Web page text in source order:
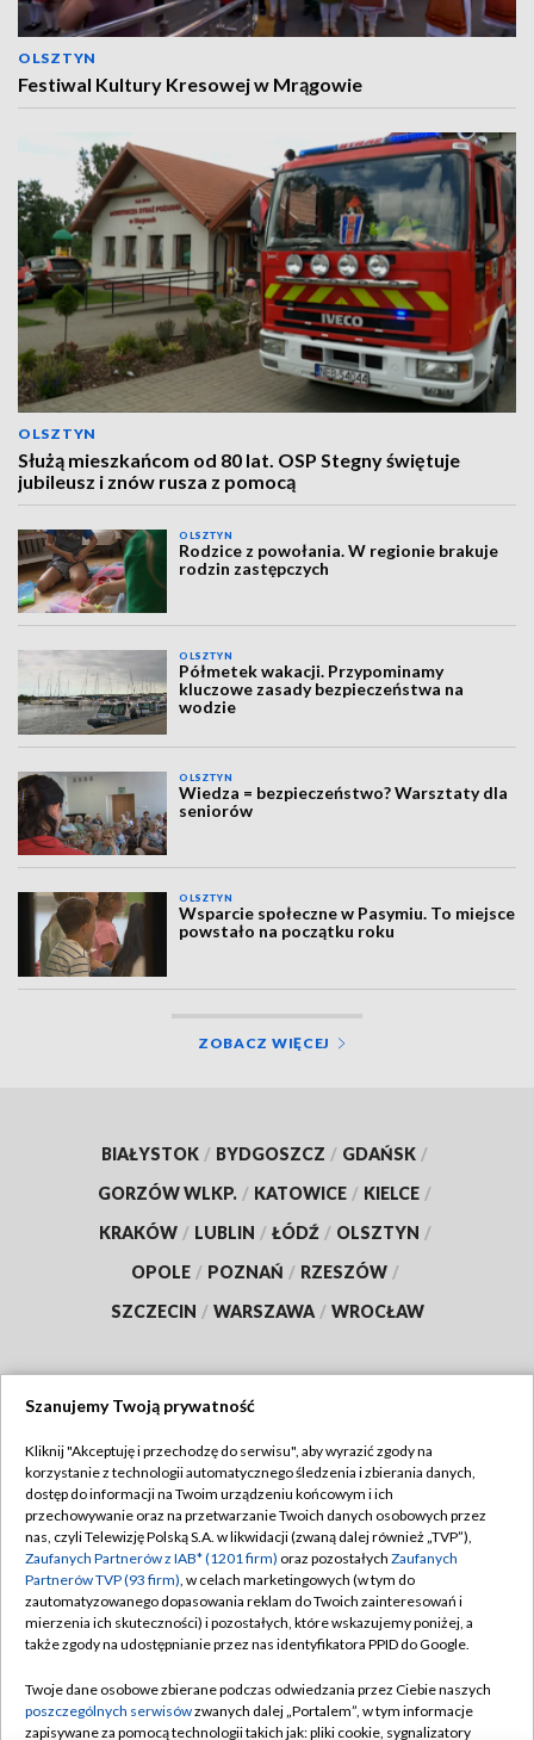
OLSZTYN
Festiwal Kultury Kresowej w Mrągowie
OLSZTYN
Służą mieszkańcom od 80 lat. OSP Stegny świętuje
jubileusz i znów rusza z pomocą
OLSZTYN
Rodzice z powołania. W regionie brakuje
rodzin zastępczych
OLSZTYN
Półmetek wakacji. Przypominamy
kluczowe zasady bezpieczeństwa na
wodzie
OLSZTYN
Wiedza = bezpieczeństwo? Warsztaty dla
seniorów
OLSZTYN
Wsparcie społeczne w Pasymiu. To miejsce
powstało na początku roku
ZOBACZ WIĘCEJ
BIAŁYSTOK / BYDGOSZCZ / GDAŃSK /
GORZÓW WLKP. / KATOWICE / KIELCE /
KRAKÓW / LUBLIN / ŁÓDŹ / OLSZTYN /
OPOLE / POZNAŃ / RZESZÓW /
SZCZECIN / WARSZAWA / WROCŁAW
TVP
Abonament TVP
Emisja w TVP
Centrum informacji TVP
Naziemna Telewizja Cyfrowa
Rada Programowa
Regulamin TVP
Polityka prywatności
Moje zgody
Pomoc
Kontakt
Szanujemy Twoją prywatność
Kliknij "Akceptuję i przechodzę do serwisu", aby wyrazić zgody na
korzystanie z technologii automatycznego śledzenia i zbierania danych,
dostęp do informacji na Twoim urządzeniu końcowym i ich
przechowywanie oraz na przetwarzanie Twoich danych osobowych przez
nas, czyli Telewizję Polską S.A. w likwidacji (zwaną dalej również „TVP”),
Zaufanych Partnerów z IAB* (1201 firm) oraz pozostałych Zaufanych
Partnerów TVP (93 firm), w celach marketingowych (w tym do
zautomatyzowanego dopasowania reklam do Twoich zainteresowań i
mierzenia ich skuteczności) i pozostałych, które wskazujemy poniżej, a
także zgody na udostępnianie przez nas identyfikatora PPID do Google.
Twoje dane osobowe zbierane podczas odwiedzania przez Ciebie naszych
poszczególnych serwisówzwanych dalej „Portalem”, w tym informacje
zapisywane za pomocą technologii takich jak: pliki cookie, sygnalizatory